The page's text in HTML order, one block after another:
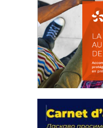
actions
18 septembre 2023